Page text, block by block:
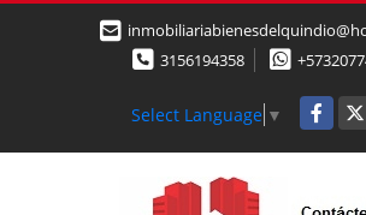
3156194358
Select Language ▼ Facebook
X